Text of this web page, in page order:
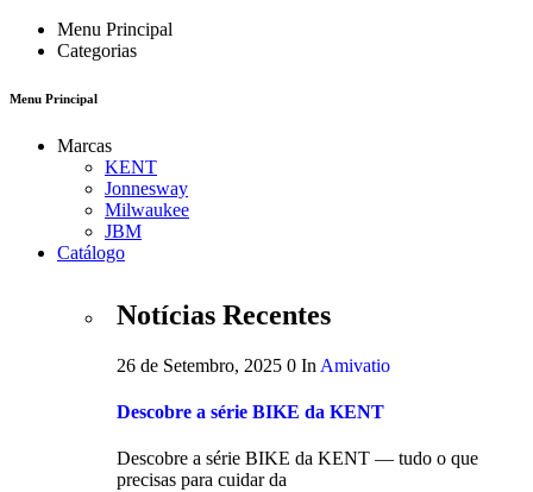
Menu Principal
Categorias
Menu Principal
Marcas
KENT
Jonnesway
Milwaukee
JBM
Catálogo
Notícias Recentes
26 de Setembro, 2025 0 In Amivatio
Descobre a série BIKE da KENT
Descobre a série BIKE da KENT — tudo o que
precisas para cuidar da